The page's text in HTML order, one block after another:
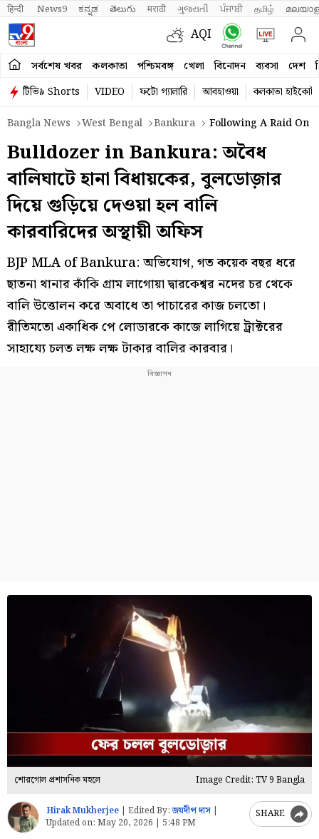
हिन्दी News9 ಕನ್ನಡ తెలుగు मराठी ગુજરાતી ਪੰਜਾਬੀ தமிழ்
AQI
সর্বশেষ খবর কলকাতা পশ্চিমবঙ্গ খেলা বিনোদন ব্যবসা দেশ
টিভি৯ Shorts VIDEO ফটো গ্যালারি আবহাওয়া
কলকাতা হাইকোর্ট
Bangla News
West Bengal Bankura Following A Raid On
Bulldozer in Bankura: অবৈধ
বালিঘাটে হানা বিধায়কের, বুলডোজ়ার
দিয়ে গুড়িয়ে দেওয়া হল বালি
কারবারিদের অস্থায়ী অফিস
BJP MLA of Bankura: অভিযোগ, গত কয়েক বছর ধরে
ছাতনা থানার কাঁকি গ্রাম লাগোয়া দ্বারকেশ্বর নদের চর থেকে
বালি উত্তোলন করে অবাধে তা পাচারের কাজ চলতো।
রীতিমতো একাধিক পে লোডারকে কাজে লাগিয়ে ট্রাক্টরের
সাহায্যে চলত লক্ষ লক্ষ টাকার বালির কারবার।
শোরগোল প্রশাসনিক মহলে Image Credit: TV 9 Bangla
Hirak Mukherjee Edited By:জয়দীপ দাস
Updated on: May 20, 2026 | 5:48 PM
SHARE